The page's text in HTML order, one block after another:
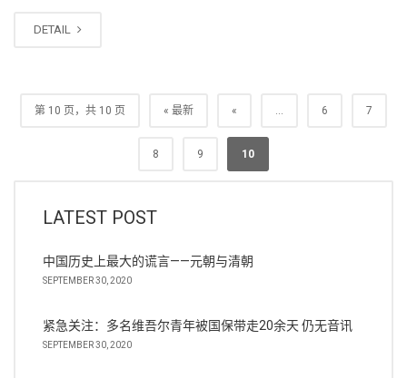
DETAIL
第 10 页，共 10 页 « 最新 « ... 6 7
8 9 10
LATEST POST
中国历史上最大的谎言——元朝与清朝
SEPTEMBER 30, 2020
紧急关注：多名维吾尔青年被国保带走20余天 仍无音讯
SEPTEMBER 30, 2020